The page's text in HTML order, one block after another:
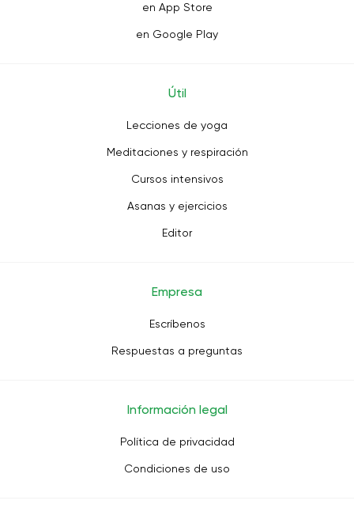
en App Store
en Google Play
Útil
Lecciones de yoga
Meditaciones y respiración
Cursos intensivos
Asanas y ejercicios
Editor
Empresa
Escríbenos
Respuestas a preguntas
Información legal
Política de privacidad
Condiciones de uso